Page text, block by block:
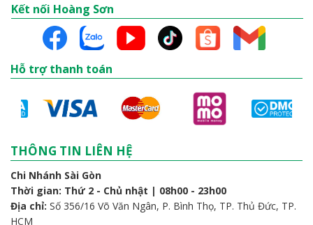
Kết nối Hoàng Sơn
Hỗ trợ thanh toán
THÔNG TIN LIÊN HỆ
Chi Nhánh Sài Gòn
Thời gian: Thứ 2 - Chủ nhật | 08h00 - 23h00
Địa chỉ: Số 356/16 Võ Văn Ngân, P. Bình Thọ, TP. Thủ Đức, TP.
HCM